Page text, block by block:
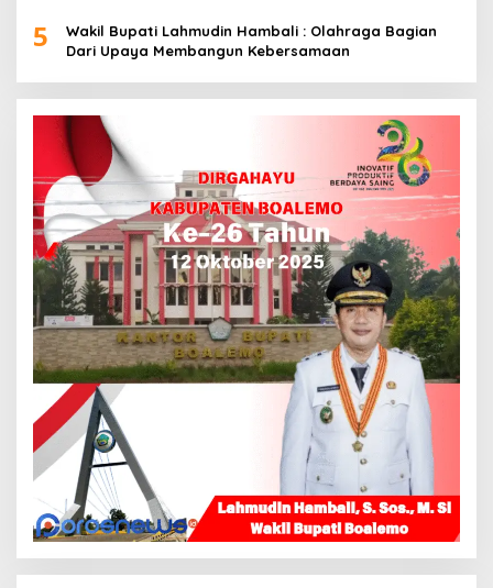
5
Wakil Bupati Lahmudin Hambali : Olahraga Bagian
Dari Upaya Membangun Kebersamaan